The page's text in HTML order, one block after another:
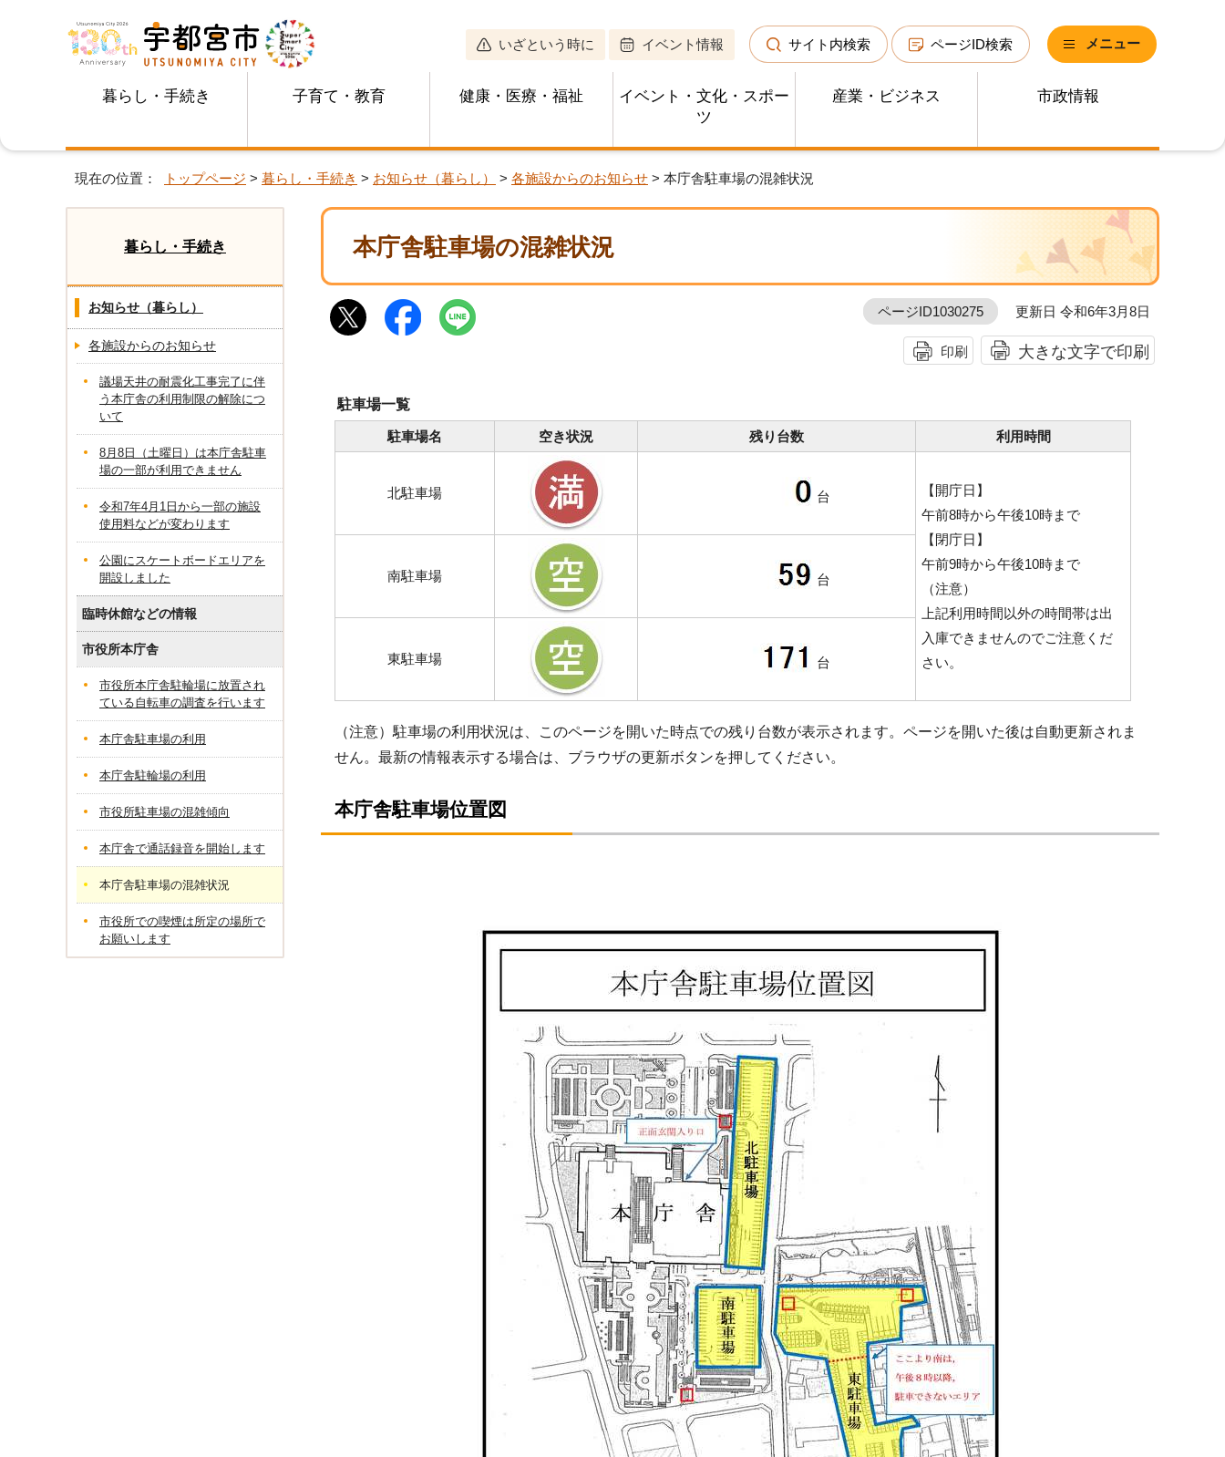
いざという時に イベント情報 サイト内検索 ページID検索 メニュー
暮らし・手続き 子育て・教育 健康・医療・福祉
イベント・文化・スポー
ツ
産業・ビジネス 市政情報
現在の位置： トップページ > 暮らし・手続き > お知らせ（暮らし） > 各施設からのお知らせ > 本庁舎駐車場の混雑状況
本庁舎駐車場の混雑状況
ページID1030275 更新日 令和6年3月8日
印刷 大きな文字で印刷
駐車場一覧
駐車場名 空き状況 残り台数 利用時間
北駐車場 台
【開庁日】
午前8時から午後10時まで
【閉庁日】
午前9時から午後10時まで
（注意）
上記利用時間以外の時間帯は出
入庫できませんのでご注意くだ
さい。
南駐車場 台
東駐車場 台
（注意）駐車場の利用状況は、このページを開いた時点での残り台数が表示されます。ページを開いた後は自動更新されま
せん。最新の情報表示する場合は、ブラウザの更新ボタンを押してください。
本庁舎駐車場位置図
暮らし・手続き
お知らせ（暮らし）
各施設からのお知らせ
議場天井の耐震化工事完了に伴
う本庁舎の利用制限の解除につ
いて
8月8日（土曜日）は本庁舎駐車
場の一部が利用できません
令和7年4月1日から一部の施設
使用料などが変わります
公園にスケートボードエリアを
開設しました
臨時休館などの情報
市役所本庁舎
市役所本庁舎駐輪場に放置され
ている自転車の調査を行います
本庁舎駐車場の利用
本庁舎駐輪場の利用
市役所駐車場の混雑傾向
本庁舎で通話録音を開始します
本庁舎駐車場の混雑状況
市役所での喫煙は所定の場所で
お願いします